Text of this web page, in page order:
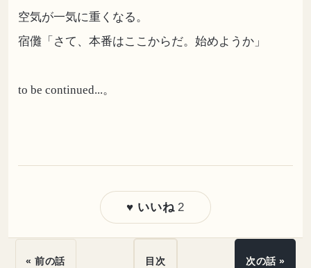
空気が一気に重くなる。
宿儺「さて、本番はここからだ。始めようか」
to be continued...。
♥ いいね 2
« 前の話 目次 次の話 »